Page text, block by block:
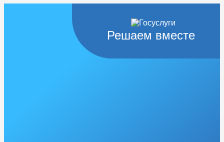
Решаем вместе